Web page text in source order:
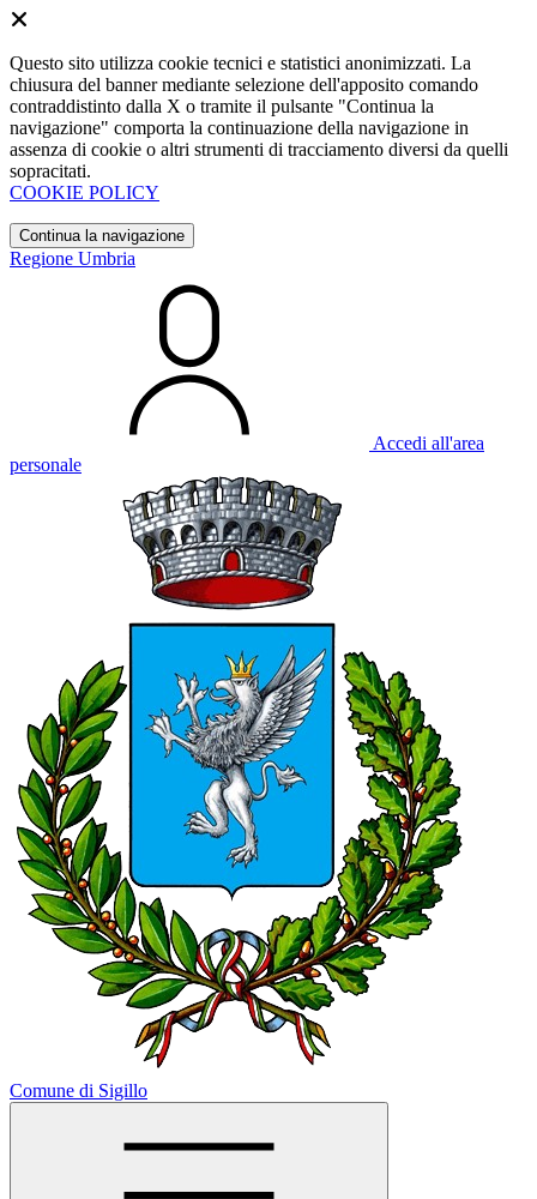
Questo sito utilizza cookie tecnici e statistici anonimizzati. La
chiusura del banner mediante selezione dell'apposito comando
contraddistinto dalla X o tramite il pulsante "Continua la
navigazione" comporta la continuazione della navigazione in
assenza di cookie o altri strumenti di tracciamento diversi da quelli
sopracitati.
COOKIE POLICY
Continua la navigazione
Regione Umbria
Accedi all'area
personale
Comune di Sigillo